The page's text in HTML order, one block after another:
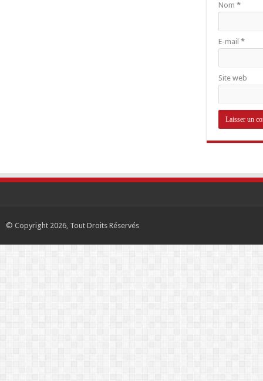
Nom *
E-mail *
Site web
© Copyright 2026, Tout Droits Réservés